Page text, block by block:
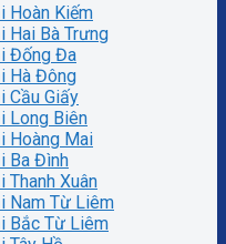
Hoàn Kiếm
Hai Bà Trưng
Đống Đa
Hà Đông
Cầu Giấy
Long Biên
Hoàng Mai
Ba Đình
Thanh Xuân
Nam Từ Liêm
Bắc Từ Liêm